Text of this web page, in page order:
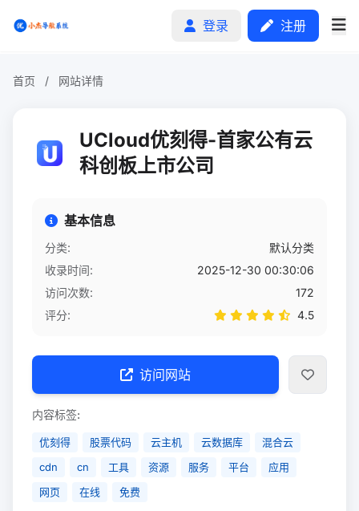
登录 注册
分类排行
自助广告
首页 / 网站详情
UCloud优刻得-首家公有云
科创板上市公司
基本信息
分类:
默认分类
收录时间:
2025-12-30 00:30:06
访问次数:
172
评分:
4.5
访问网站
内容标签:
优刻得 股票代码 云主机 云数据库
混合云
cdn
cn 工具 资源 服务 平台
应用
网页
在线 免费